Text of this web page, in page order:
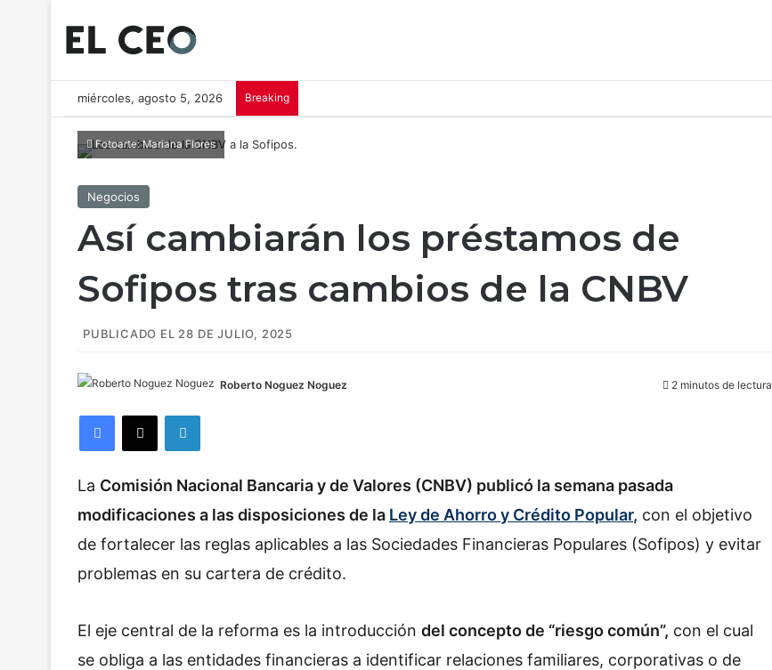
miércoles, agosto 5, 2026 Breaking
Fotoarte: Mariana Flores
Negocios
Así cambiarán los préstamos de
Sofipos tras cambios de la CNBV
PUBLICADO EL 28 DE JULIO, 2025
Roberto Noguez Noguez 2 minutos de lectura
La Comisión Nacional Bancaria y de Valores (CNBV) publicó la semana pasada
modificaciones a las disposiciones de la Ley de Ahorro y Crédito Popular, con el objetivo
de fortalecer las reglas aplicables a las Sociedades Financieras Populares (Sofipos) y evitar
problemas en su cartera de crédito.
El eje central de la reforma es la introducción del concepto de “riesgo común”, con el cual
se obliga a las entidades financieras a identificar relaciones familiares, corporativas o de